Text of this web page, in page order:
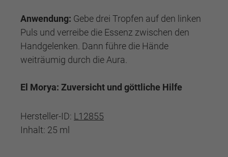
Anwendung: Gebe drei Tropfen auf den linken
Puls und verreibe die Essenz zwischen den
Handgelenken. Dann führe die Hände
weiträumig durch die Aura.
El Morya: Zuversicht und göttliche Hilfe
Hersteller-ID: L12855
Inhalt: 25 ml